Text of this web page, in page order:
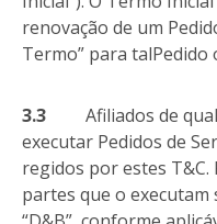
renovação de um
Termo” para talPedido
3.3 Afiliados de
executar Pedidos de
regidos por estes T&C.
partes que o executam